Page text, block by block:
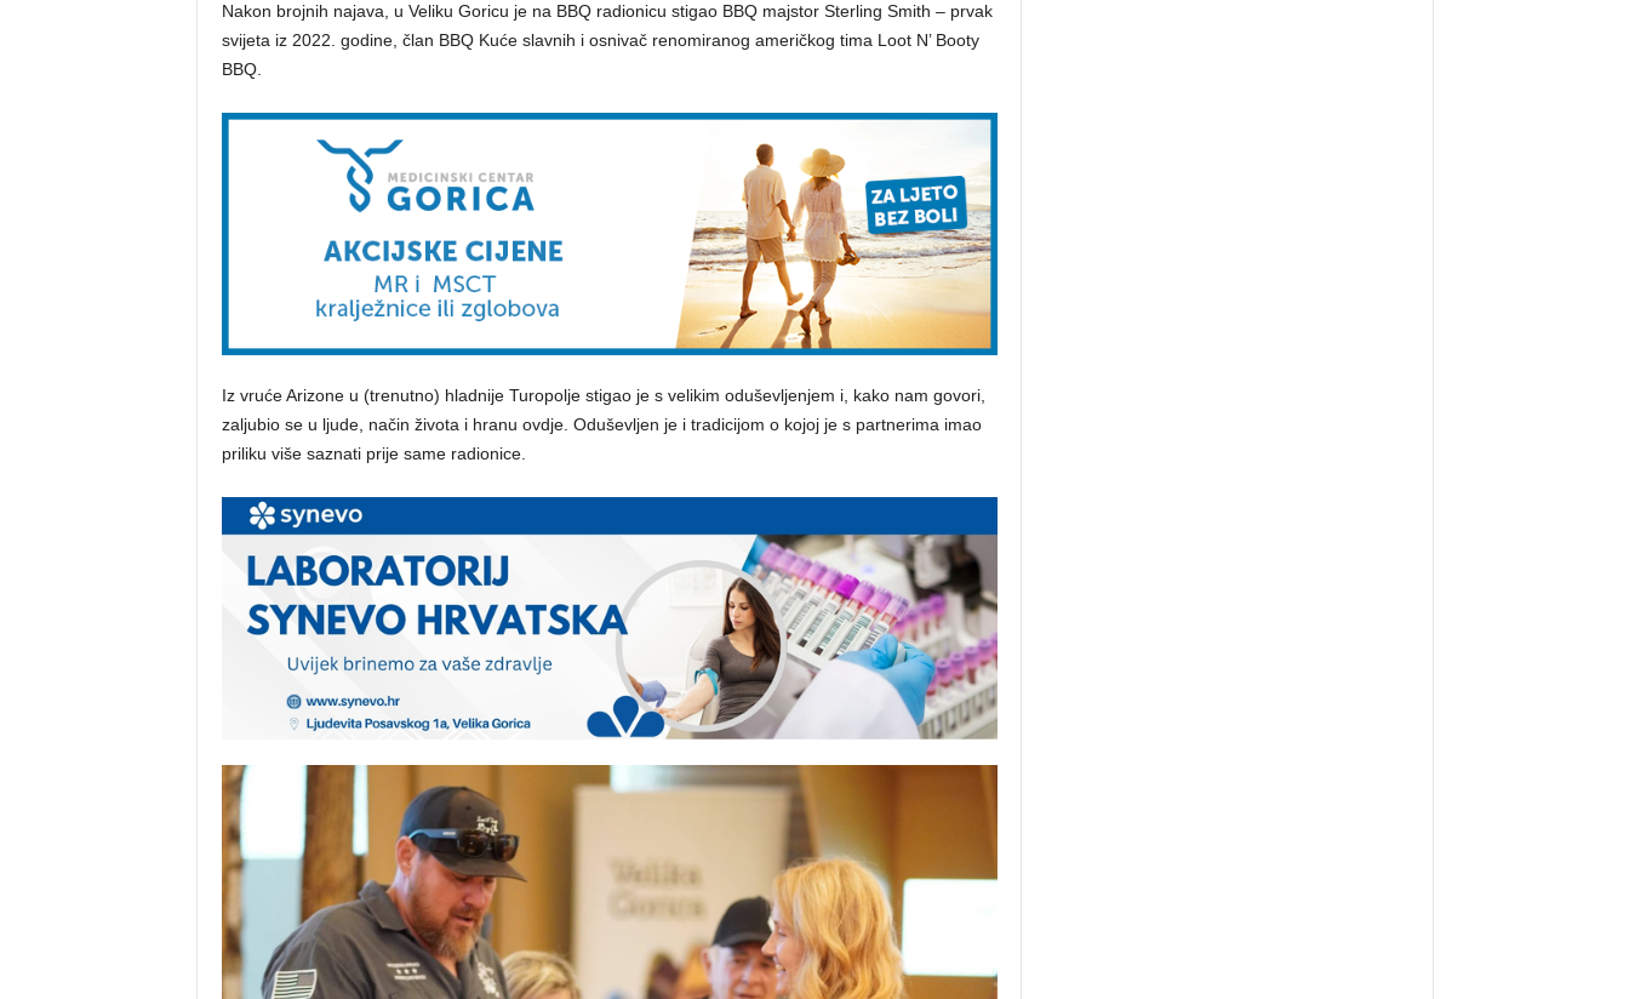
Nakon brojnih najava, u Veliku Goricu je na BBQ radionicu stigao BBQ majstor Sterling Smith – prvak
svijeta iz 2022. godine, član BBQ Kuće slavnih i osnivač renomiranog američkog tima Loot N’ Booty
BBQ.
Iz vruće Arizone u (trenutno) hladnije Turopolje stigao je s velikim oduševljenjem i, kako nam govori,
zaljubio se u ljude, način života i hranu ovdje. Oduševljen je i tradicijom o kojoj je s partnerima imao
priliku više saznati prije same radionice.